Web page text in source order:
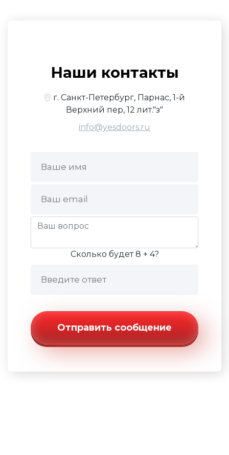
Наши контакты
г. Санкт-Петербург, Парнас, 1-й
Верхний пер, 12 лит."з"
info@yesdoors.ru
Сколько будет 8 + 4?
Отправить сообщение